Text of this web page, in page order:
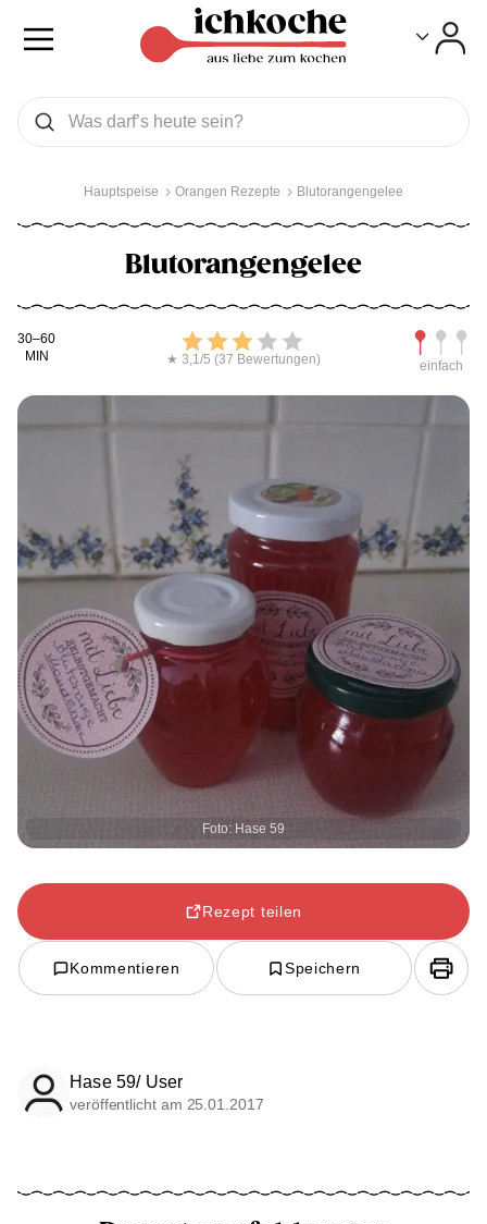
Was wollen Sie suchen
Suchen
Hauptspeise Orangen Rezepte Blutorangengelee
Blutorangengelee
Kochdauer
30–60
MIN
Bewerten
★ 3,1/5 (37 Bewertungen) einfach
Foto: Hase 59
Rezept teilen
Kommentieren Speichern
Hase 59/ User
veröffentlicht am 25.01.2017